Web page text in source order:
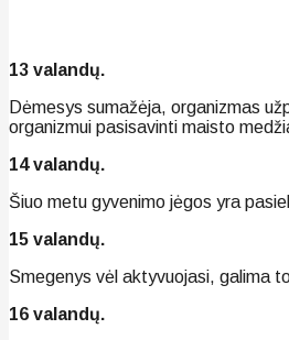
13 valandų.
Dėmesys sumažėja, organizmas
organizmui pasisavinti maisto
14 valandų.
Šiuo metu gyvenimo jėgos yra
15 valandų.
Smegenys vėl aktyvuojasi, galima
16 valandų.